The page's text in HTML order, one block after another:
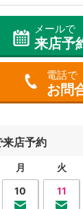
メールで
来店予
電話で
お問
来店予約
月 火
10 11